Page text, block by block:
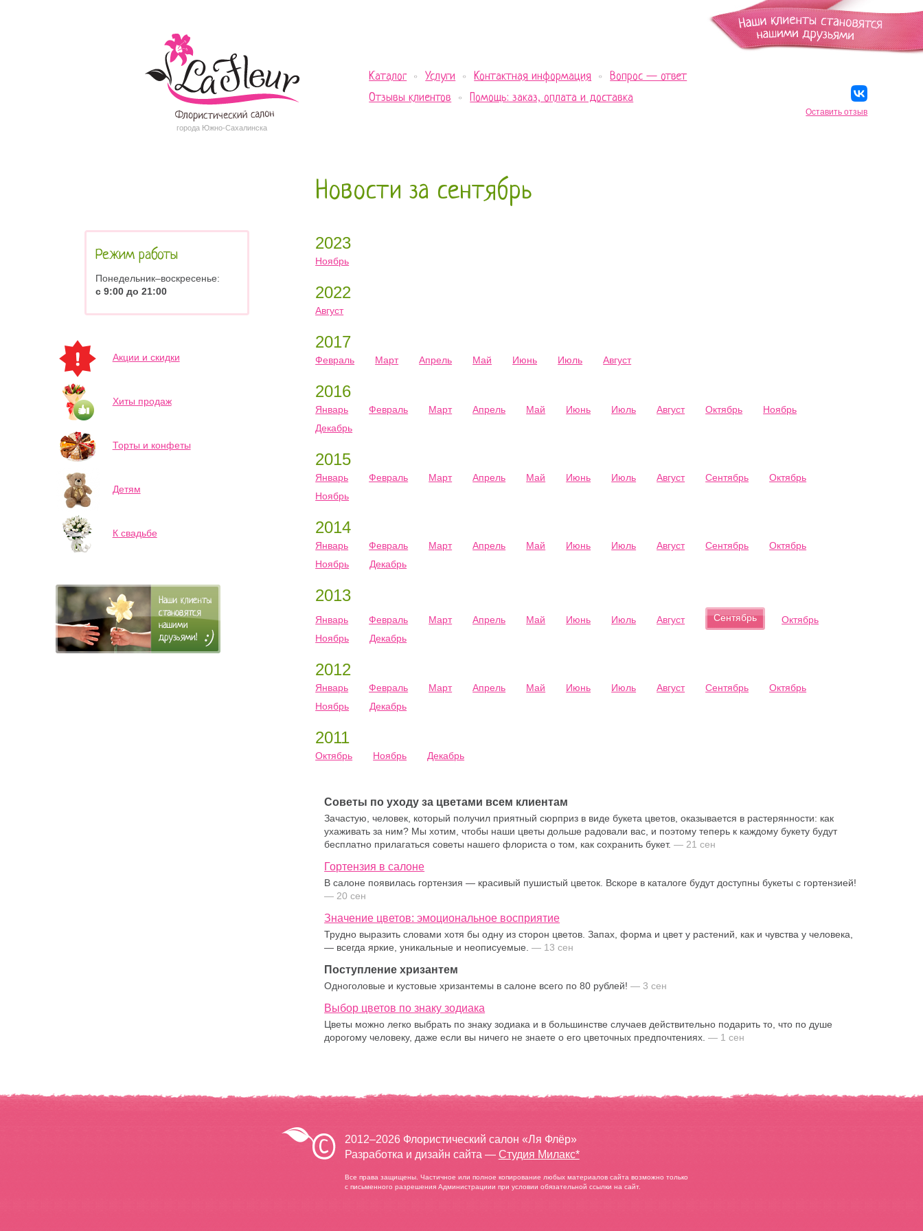
города Южно-Сахалинска
Каталог Услуги Контактная информация
Вопрос — ответ
Отзывы клиентов
Помощь: заказ, оплата и доставка
Оставить отзыв
Новости за сентябрь
2023
Ноябрь
2022
Август
2017
Февраль Март Апрель Май Июнь Июль Август
2016
Январь Февраль Март Апрель Май Июнь Июль Август Октябрь
Ноябрь
Декабрь
2015
Январь Февраль Март Апрель Май Июнь Июль Август Сентябрь
Октябрь
Ноябрь
2014
Январь Февраль Март Апрель Май Июнь Июль Август Сентябрь
Октябрь
Ноябрь
Декабрь
2013
Январь Февраль Март Апрель Май Июнь Июль Август Сентябрь
Октябрь
Ноябрь
Декабрь
2012
Январь Февраль Март Апрель Май Июнь Июль Август Сентябрь
Октябрь
Ноябрь
Декабрь
2011
Октябрь Ноябрь Декабрь
Советы по уходу за цветами всем клиентам
Зачастую, человек, который получил приятный сюрприз в виде букета цветов, оказывается в растерянности: как
ухаживать за ним? Мы хотим, чтобы наши цветы дольше радовали вас, и поэтому теперь к каждому букету будут
бесплатно прилагаться советы нашего флориста о том, как сохранить букет.— 21 сен
Гортензия в салоне
В салоне появилась гортензия — красивый пушистый цветок. Вскоре в каталоге будут доступны букеты с гортензией!
— 20 сен
Значение цветов: эмоциональное восприятие
Трудно выразить словами хотя бы одну из сторон цветов. Запах, форма и цвет у растений, как и чувства у человека,
— всегда яркие, уникальные и неописуемые.— 13 сен
Поступление хризантем
Одноголовые и кустовые хризантемы в салоне всего по 80 рублей!— 3 сен
Выбор цветов по знаку зодиака
Цветы можно легко выбрать по знаку зодиака и в большинстве случаев действительно подарить то, что по душе
дорогому человеку, даже если вы ничего не знаете о его цветочных предпочтениях.— 1 сен
Режим работы
Понедельник–воскресенье:
с 9:00 до 21:00
Акции и скидки
Хиты продаж
Торты и конфеты
Детям
К свадьбе
2012–2026 Флористический салон «Ля Флёр»
Разработка и дизайн сайта — Студия Милакс*
Все права защищены. Частичное или полное копирование любых материалов сайта возможно только
с письменного разрешения Администрациии при условии обязательной ссылки на сайт.